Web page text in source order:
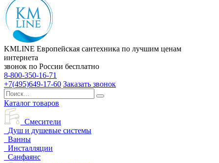
KMLINE Европейская сантехника по лучшим ценам
интернета
звонок по России бесплатно
8-800-350-16-71
+7(495)649-17-60 Заказать звонок
Каталог товаров
Смесители
Душ и душевые системы
Ванны
Инсталляции
Санфаянс